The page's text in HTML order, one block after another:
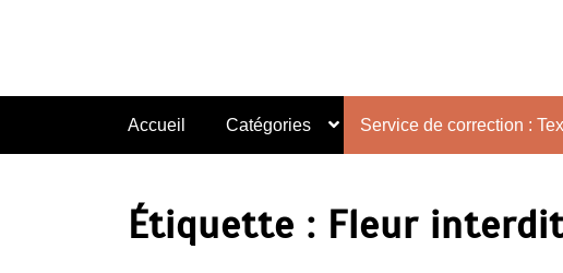
Accueil Catégories Service de correction :
Étiquette : Fleur